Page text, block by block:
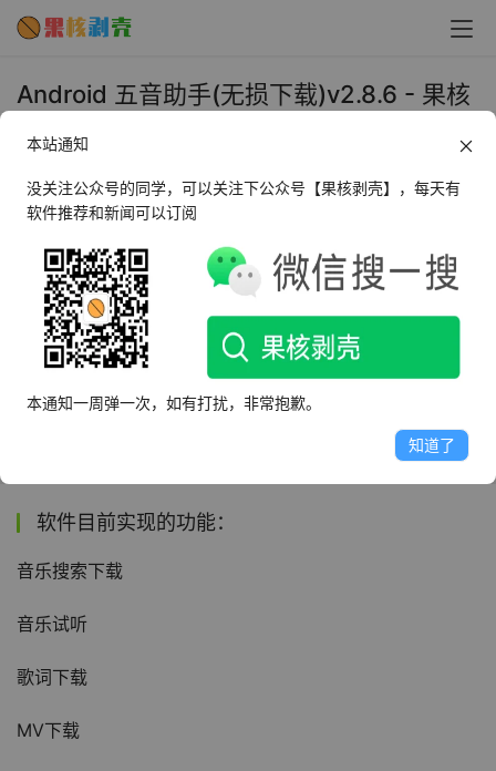
Android 五音助手(无损下载)v2.8.6 - 果核
2021年8月18日 上午11:43 媒体播放
五音助手是果核朋友开发的一款高质量的安卓音乐下载
APP，支持扣扣家的音乐库，能免费下载所有无损音乐，付
费音乐。
果核剥壳全网独家首发最新版本！
由于软件是解析音乐下载，所以随时可能失效，且行且珍
软件目前实现的功能：
音乐搜索下载
音乐试听
歌词下载
MV下载
本站通知
没关注公众号的同学，可以关注下公众号【果核剥壳】，每天有
软件推荐和新闻可以订阅
本通知一周弹一次，如有打扰，非常抱歉。
知道了